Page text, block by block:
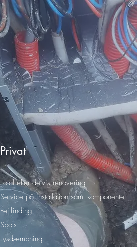
Privat
Total eller delvis renovering
Service på installation samt komponenter
Fejlfinding
Spots
Lysdæmpning